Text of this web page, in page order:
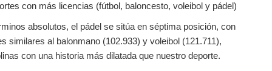
con más licencias (fútbol, baloncesto, voleibol y pádel)
absolutos, el pádel se sitúa en séptima posición, con
similares al balonmano (102.933) y voleibol (121.711),
con una historia más dilatada que nuestro deporte.